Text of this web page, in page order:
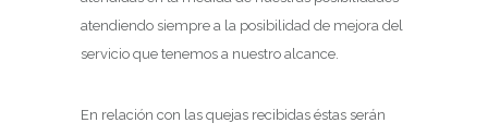
atendiendo siempre a la posibilidad de mejora del
servicio que tenemos a nuestro alcance.
En relación con las quejas recibidas éstas serán